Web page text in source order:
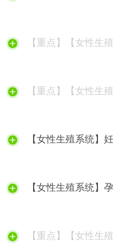
【重点】【女性生
【重点】【女性生
【女性生殖系统】
【女性生殖系统】
【重点】【女性生